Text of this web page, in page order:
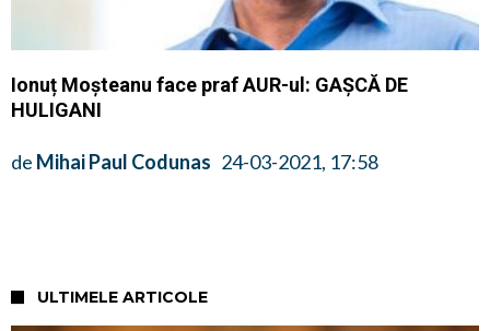
Ionuț Moșteanu face praf AUR-ul: GAȘCĂ DE
HULIGANI
de Mihai Paul Codunas 24-03-2021, 17:58
ULTIMELE ARTICOLE